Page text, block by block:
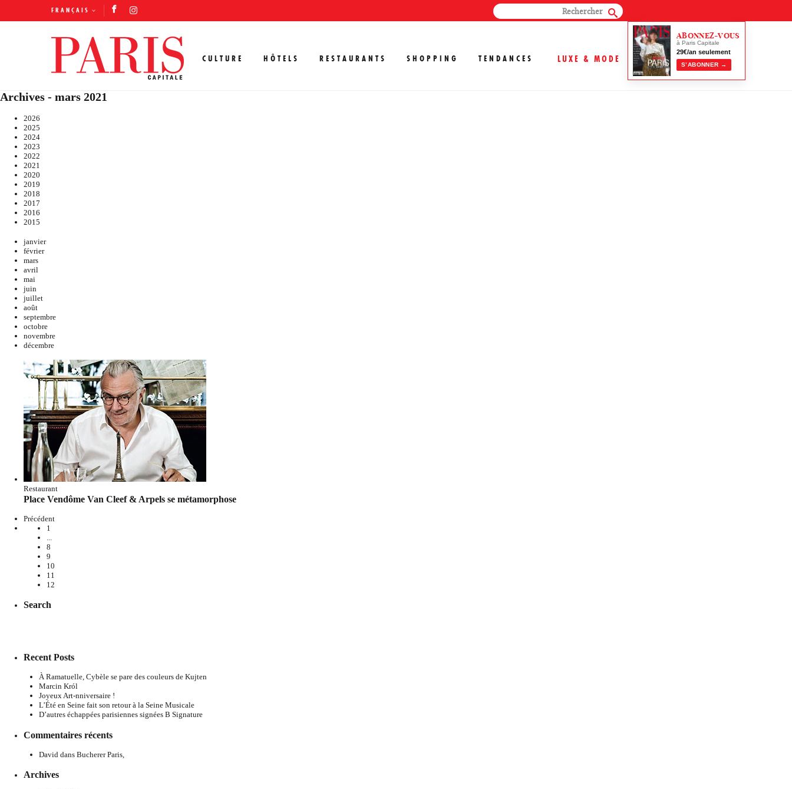
FRANÇAIS
CULTURE HÔTELS RESTAURANTS SHOPPING TENDANCES LUXE & MODE
ABONNEZ-VOUS
à Paris Capitale
29€/an seulement
S’ABONNER →
Archives - mars 2021
2026
2025
2024
2023
2022
2021
2020
2019
2018
2017
2016
2015
janvier
février
mars
avril
mai
juin
juillet
août
septembre
octobre
novembre
décembre
Restaurant
Place Vendôme Van Cleef & Arpels se métamorphose
Précédent
1
...
8
9
10
11
12
Search
Recent Posts
À Ramatuelle, Cybèle se pare des couleurs de Kujten
Marcin Król
Joyeux Art-nniversaire !
L’Été en Seine fait son retour à la Seine Musicale
D’autres échappées parisiennes signées B Signature
Commentaires récents
David dans Bucherer Paris,
Archives